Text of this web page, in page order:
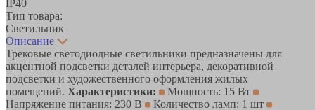
IP40
Тип товара:
Светильник
Описание
Трековые светодиодные светильники предназначены для
акцентной подсветки деталей интерьера, декоративной
подсветки и художественного оформления жилых
помещений. Характеристики:
Мощность: 15 Вт
Напряжение питания: 230 В
Количество ламп: 1 шт